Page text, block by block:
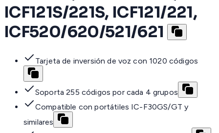
ICF121S/221S, ICF121/221,
ICF520/620/521/621
Tarjeta de inversión de voz con 1020 códigos
Soporta 255 códigos por cada 4 grupos
Compatible con portátiles IC-F30GS/GT y
similares